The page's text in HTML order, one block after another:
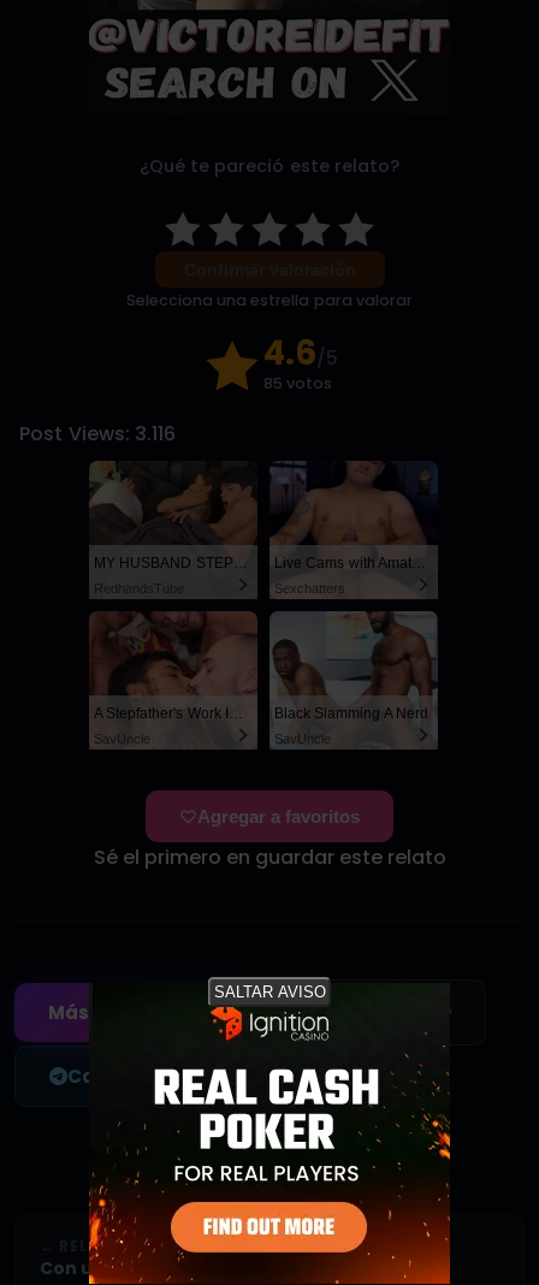
¿Qué te pareció este relato?
Selecciona una estrella para valorar
4.6/5
85 votos
Post Views: 3.116
MY HUSBAND STEPSON MISTAKENLY GIVES ME IN THE ASS
RedhandsTube
Live Cams with Amateur Men
Sexchatters
A Stepfather's Work Is Never Done
SayUncle
Black Slamming A Nerd
SayUncle
Agregar a favoritos
Sé el primero en guardar este relato
Más relatos gay ✍️ Enviar tu relato
Canal de Telegram
← RELATO ANTERIOR
Con un amigo
SALTAR AVISO